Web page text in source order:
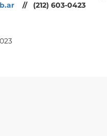
// (212) 603-0423